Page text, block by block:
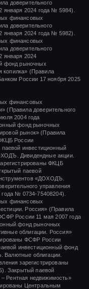
доверительного
января 2024 года № 5984).
финансовых
доверительного
января 2024 года № 5982).
финансовых
доверительного
января 2024
фонд рыночных
(Правила
России 17 ноября 2025
финансовых
(Правила доверительного
2004 года
фонд рыночных
рынок» (Правила
России
инвестиционный
Дивидендные акции.
ФКЦБ
паевой
«ДОХОДЪ.
управления
года № 0734-75408204).
финансовых
Россия» (Правила
России 11 мая 2007 года
фонд рыночных
облигации. Россия»
ФСФР России
инвестиционный фонд
облигации.
зарегистрированы
Закрытый паевой
Рентная недвижимость»
Центральным